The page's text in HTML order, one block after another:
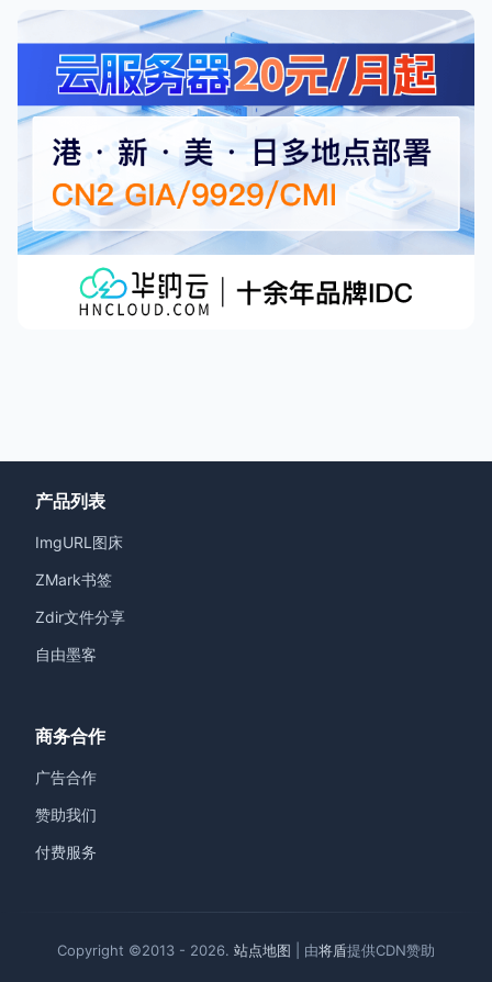
产品列表
ImgURL图床
ZMark书签
Zdir文件分享
自由墨客
商务合作
广告合作
赞助我们
付费服务
Copyright ©2013 - 2026. 站点地图 | 由将盾提供CDN赞助